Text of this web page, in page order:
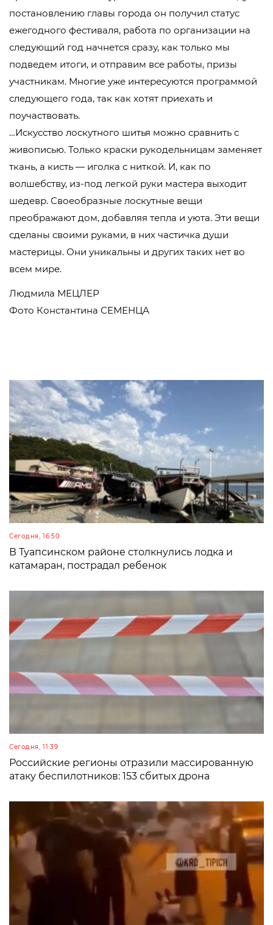
постановлению главы города он получил статус
ежегодного фестиваля, работа по организации на
следующий год начнется сразу, как только мы
подведем итоги, и отправим все работы, призы
участникам. Многие уже интересуются программой
следующего года, так как хотят приехать и
поучаствовать.
…Искусство лоскутного шитья можно сравнить с
живописью. Только краски рукодельницам заменяет
ткань, а кисть — иголка с ниткой. И, как по
волшебству, из-под легкой руки мастера выходит
шедевр. Своеобразные лоскутные вещи
преображают дом, добавляя тепла и уюта. Эти вещи
сделаны своими руками, в них частичка души
мастерицы. Они уникальны и других таких нет во
всем мире.
Людмила МЕЦЛЕР
Фото Константина СЕМЕНЦА
Сегодня, 16:50
В Туапсинском районе столкнулись лодка и
катамаран, пострадал ребенок
Сегодня, 11:39
Российские регионы отразили массированную
атаку беспилотников: 153 сбитых дрона